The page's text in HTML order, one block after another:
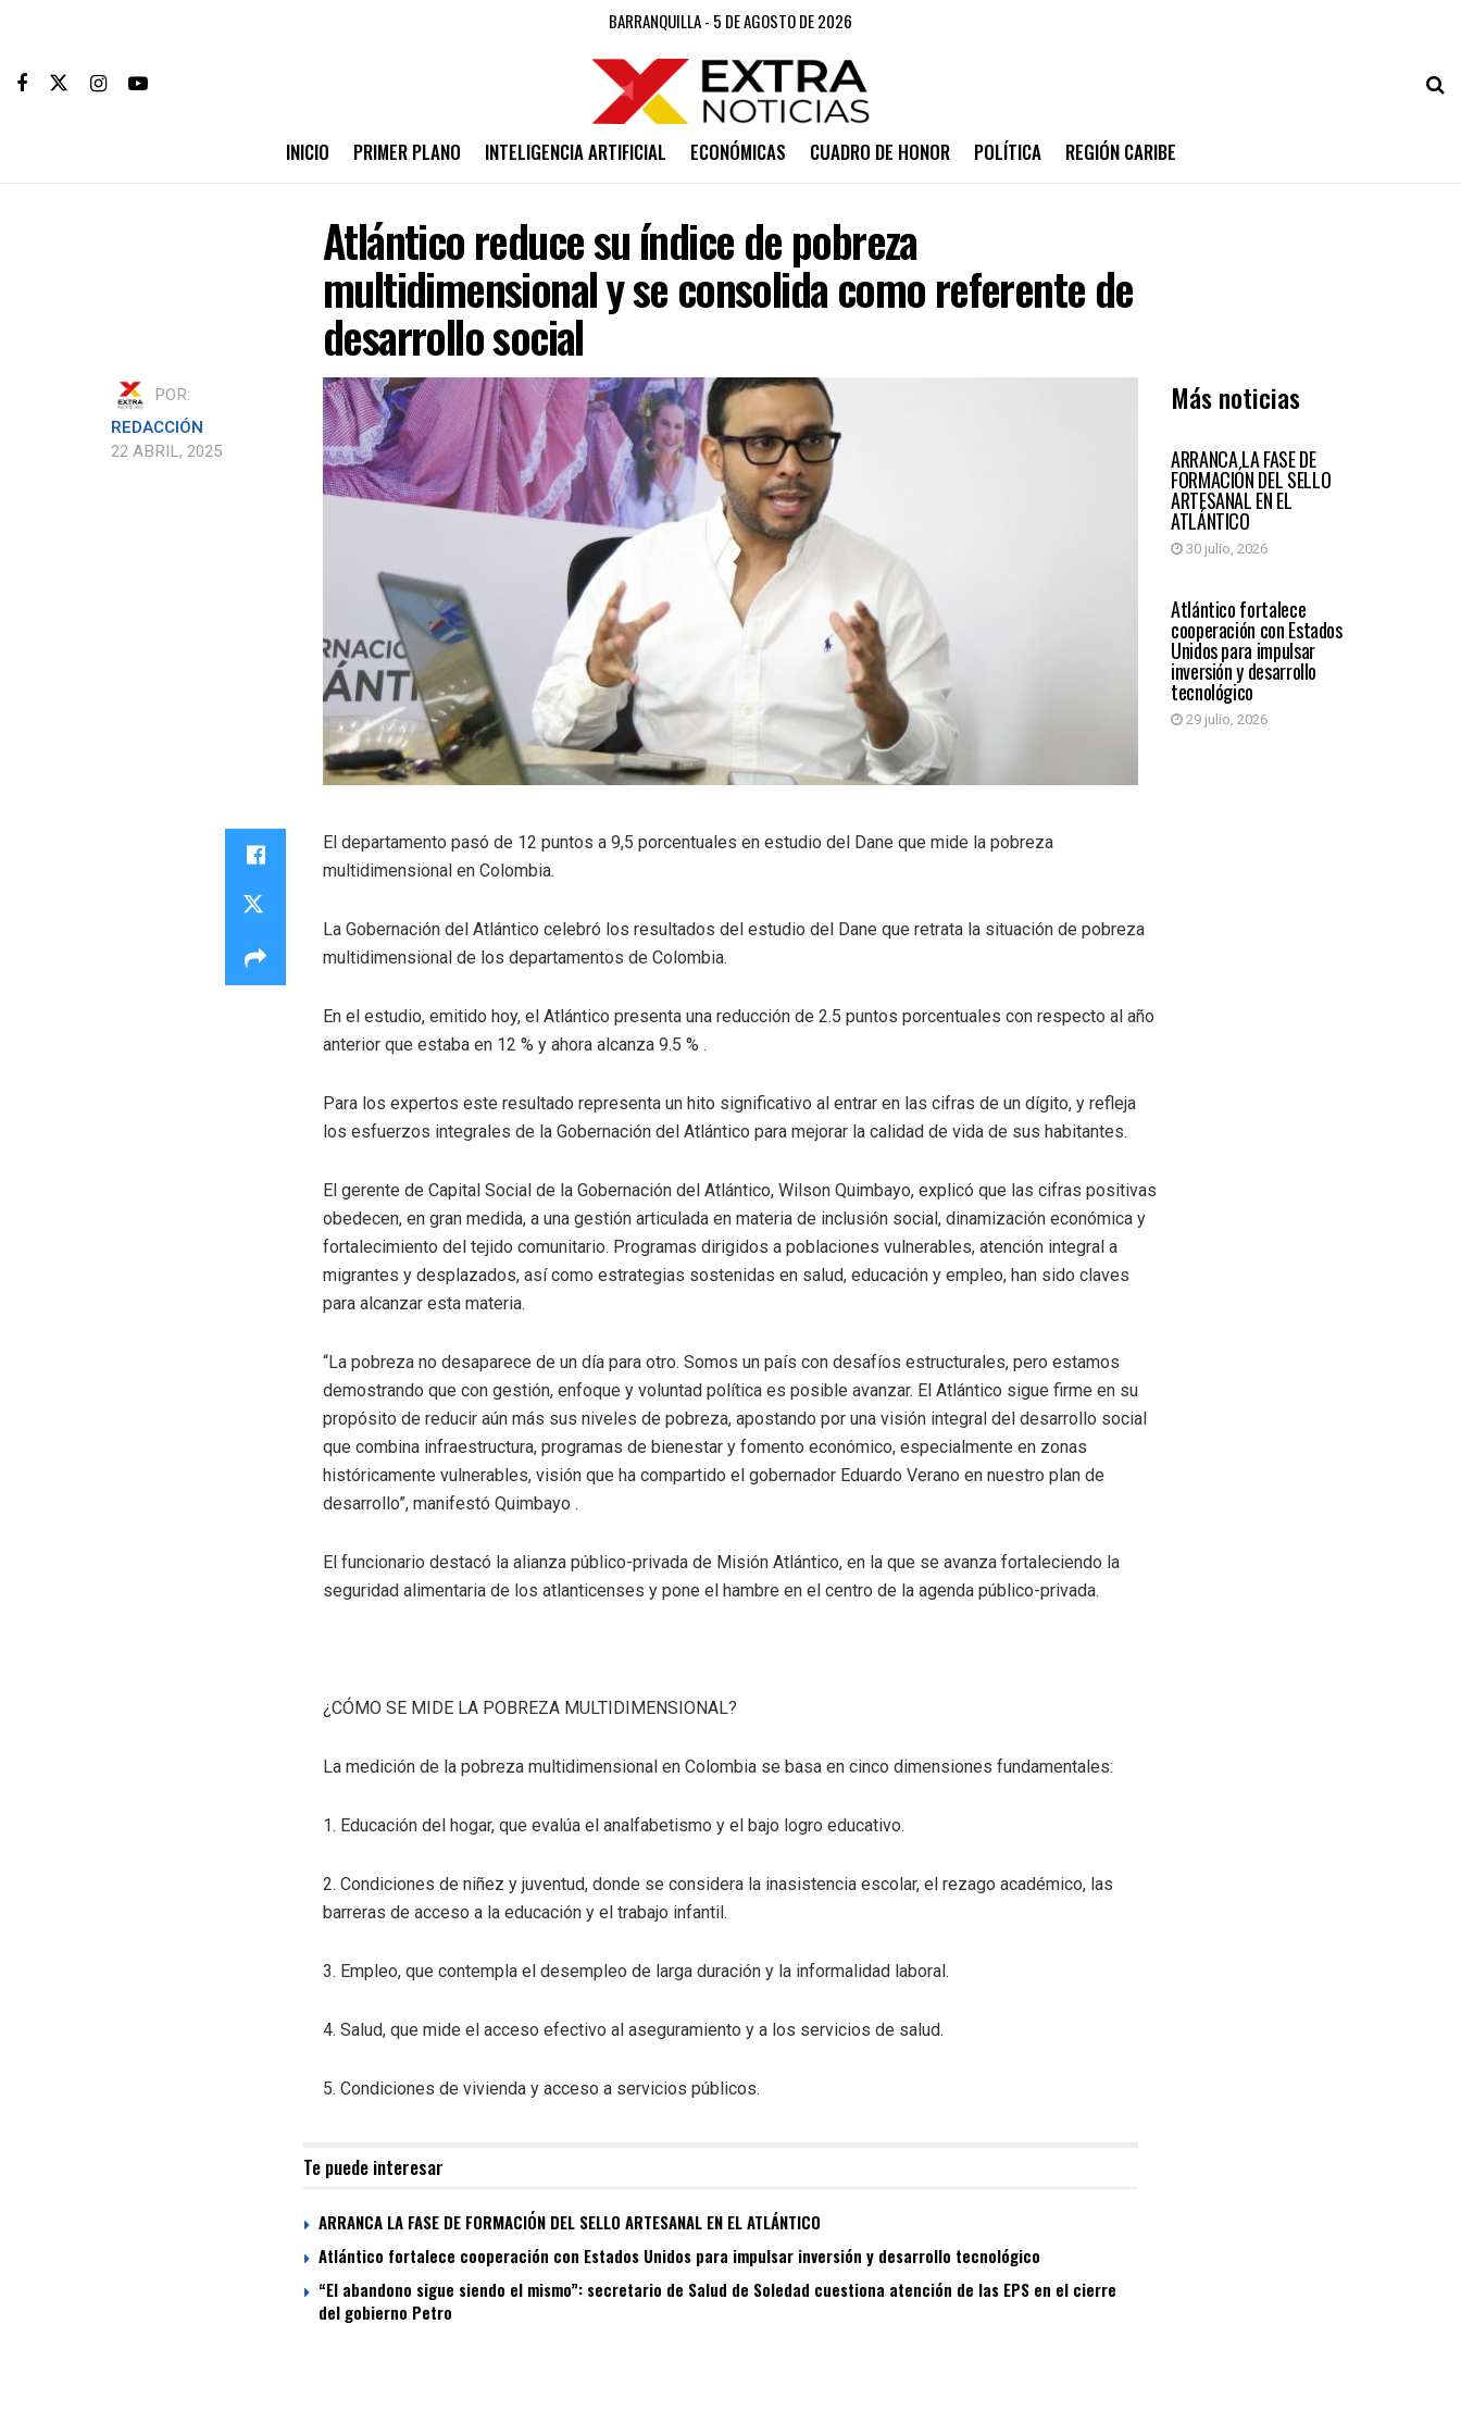
BARRANQUILLA - 5 DE AGOSTO DE 2026
INICIO PRIMER PLANO INTELIGENCIA ARTIFICIAL ECONÓMICAS CUADRO DE HONOR POLÍTICA REGIÓN CARIBE
Atlántico reduce su índice de pobreza
multidimensional y se consolida como referente de
desarrollo social
POR:
REDACCIÓN
22 ABRIL, 2025
Más noticias
ATLÁNTICO
ARRANCA LA FASE DE
FORMACIÓN DEL SELLO
ARTESANAL EN EL
ATLÁNTICO
30 julio, 2026
ATLÁNTICO
Atlántico fortalece
cooperación con Estados
Unidos para impulsar
inversión y desarrollo
tecnológico
29 julio, 2026
El departamento pasó de 12 puntos a 9,5 porcentuales en estudio del Dane que mide la pobreza
multidimensional en Colombia.
La Gobernación del Atlántico celebró los resultados del estudio del Dane que retrata la situación de pobreza
multidimensional de los departamentos de Colombia.
En el estudio, emitido hoy, el Atlántico presenta una reducción de 2.5 puntos porcentuales con respecto al año
anterior que estaba en 12 % y ahora alcanza 9.5 % .
Para los expertos este resultado representa un hito significativo al entrar en las cifras de un dígito, y refleja
los esfuerzos integrales de la Gobernación del Atlántico para mejorar la calidad de vida de sus habitantes.
El gerente de Capital Social de la Gobernación del Atlántico, Wilson Quimbayo, explicó que las cifras positivas
obedecen, en gran medida, a una gestión articulada en materia de inclusión social, dinamización económica y
fortalecimiento del tejido comunitario. Programas dirigidos a poblaciones vulnerables, atención integral a
migrantes y desplazados, así como estrategias sostenidas en salud, educación y empleo, han sido claves
para alcanzar esta materia.
“La pobreza no desaparece de un día para otro. Somos un país con desafíos estructurales, pero estamos
demostrando que con gestión, enfoque y voluntad política es posible avanzar. El Atlántico sigue firme en su
propósito de reducir aún más sus niveles de pobreza, apostando por una visión integral del desarrollo social
que combina infraestructura, programas de bienestar y fomento económico, especialmente en zonas
históricamente vulnerables, visión que ha compartido el gobernador Eduardo Verano en nuestro plan de
desarrollo”, manifestó Quimbayo .
El funcionario destacó la alianza público-privada de Misión Atlántico, en la que se avanza fortaleciendo la
seguridad alimentaria de los atlanticenses y pone el hambre en el centro de la agenda público-privada.
¿CÓMO SE MIDE LA POBREZA MULTIDIMENSIONAL?
La medición de la pobreza multidimensional en Colombia se basa en cinco dimensiones fundamentales:
1. Educación del hogar, que evalúa el analfabetismo y el bajo logro educativo.
2. Condiciones de niñez y juventud, donde se considera la inasistencia escolar, el rezago académico, las
barreras de acceso a la educación y el trabajo infantil.
3. Empleo, que contempla el desempleo de larga duración y la informalidad laboral.
4. Salud, que mide el acceso efectivo al aseguramiento y a los servicios de salud.
5. Condiciones de vivienda y acceso a servicios públicos.
Te puede interesar
ARRANCA LA FASE DE FORMACIÓN DEL SELLO ARTESANAL EN EL ATLÁNTICO
Atlántico fortalece cooperación con Estados Unidos para impulsar inversión y desarrollo tecnológico
“El abandono sigue siendo el mismo”: secretario de Salud de Soledad cuestiona atención de las EPS en el cierre
del gobierno Petro